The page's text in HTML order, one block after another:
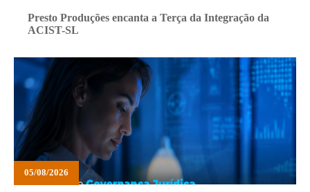
Presto Produções encanta a Terça da Integração da
ACIST-SL
05/08/2026